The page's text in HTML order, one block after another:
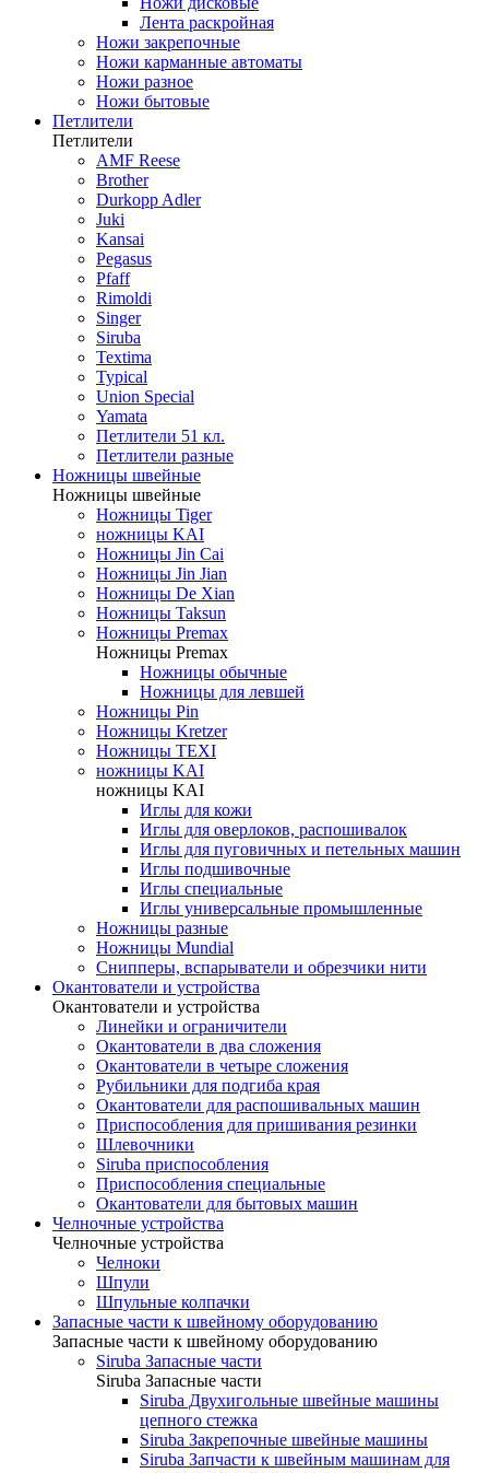
Лента раскройная
Ножи закрепочные
Ножи карманные автоматы
Ножи разное
Ножи бытовые
Петлители
Петлители
AMF Reese
Brother
Durkopp Adler
Juki
Kansai
Pegasus
Pfaff
Rimoldi
Singer
Siruba
Textima
Typical
Union Special
Yamata
Петлители 51 кл.
Петлители разные
Ножницы швейные
Ножницы швейные
Ножницы Tiger
ножницы KAI
Ножницы Jin Cai
Ножницы Jin Jian
Ножницы De Xian
Ножницы Taksun
Ножницы Premax
Ножницы Premax
Ножницы обычные
Ножницы для левшей
Ножницы Pin
Ножницы Kretzer
Ножницы TEXI
ножницы KAI
ножницы KAI
Иглы для кожи
Иглы для оверлоков, распошивалок
Иглы для пуговичных и петельных машин
Иглы подшивочные
Иглы специальные
Иглы универсальные промышленные
Ножницы разные
Ножницы Mundial
Снипперы, вспарыватели и обрезчики нити
Окантователи и устройства
Окантователи и устройства
Линейки и ограничители
Окантователи в два сложения
Окантователи в четыре сложения
Рубильники для подгиба края
Окантователи для распошивальных машин
Приспособления для пришивания резинки
Шлевочники
Siruba приспособления
Приспособления специальные
Окантователи для бытовых машин
Челночные устройства
Челночные устройства
Челноки
Шпули
Шпульные колпачки
Запасные части к швейному оборудованию
Запасные части к швейному оборудованию
Siruba Запасные части
Siruba Запасные части
Siruba Двухигольные швейные машины
цепного стежка
Siruba Закрепочные швейные машины
Siruba Запчасти к швейным машинам для